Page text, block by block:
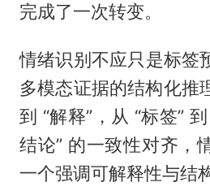
完成了一次转变。
情绪识别不应只是标签
多模态证据的结构化推
到 “解释”，从 “标签”
结论” 的一致性对齐，
一个强调可解释性与结